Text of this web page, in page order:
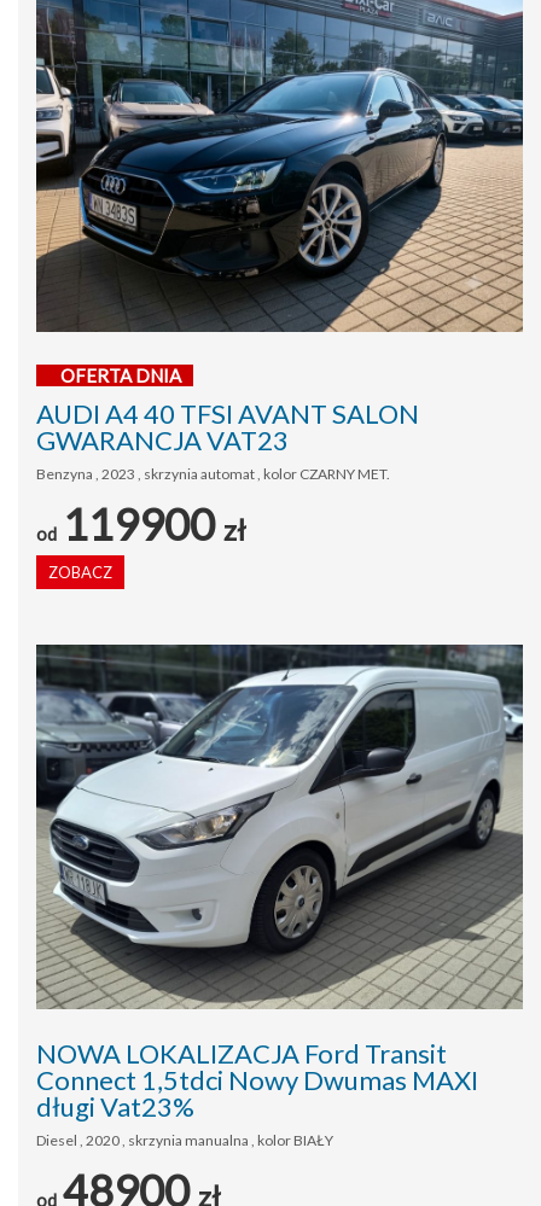
OFERTA DNIA
AUDI A4 40 TFSI AVANT SALON
GWARANCJA VAT23
Benzyna , 2023 , skrzynia automat , kolor CZARNY MET.
od 119900 zł
ZOBACZ
NOWA LOKALIZACJA Ford Transit
Connect 1,5tdci Nowy Dwumas MAXI
długi Vat23%
Diesel , 2020 , skrzynia manualna , kolor BIAŁY
od 48900 zł